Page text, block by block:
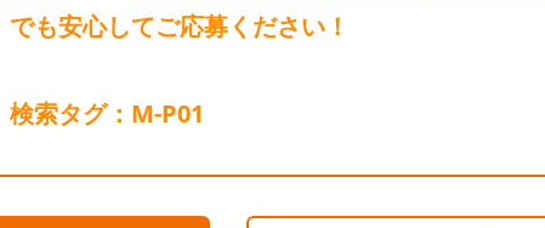
でも安心してご応募ください！
検索タグ：M-P01